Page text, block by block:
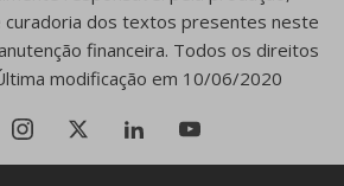
curadoria dos textos presentes neste
financeira. Todos os direitos
modificação em 10/06/2020